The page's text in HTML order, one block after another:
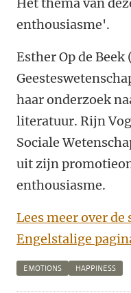
enthousiasme'.
Esther Op de
haar onderzoek
literatuur. Rijn
Sociale
uit zijn
enthousiasme.
Lees meer over de
Engelstalige
EMOTIONS HAPPINESS